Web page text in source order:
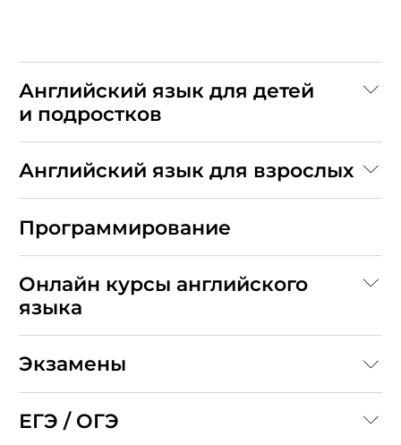
Английский язык для детей
и подростков
Английский язык для взрослых
Программирование
Онлайн курсы английского
языка
Экзамены
ЕГЭ / ОГЭ